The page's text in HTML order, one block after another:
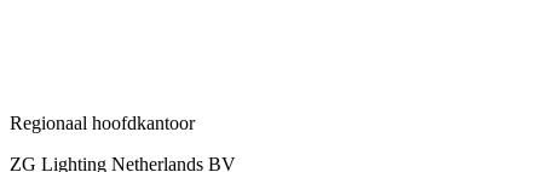
Regionaal hoofdkantoor
ZG Lighting Netherlands BV